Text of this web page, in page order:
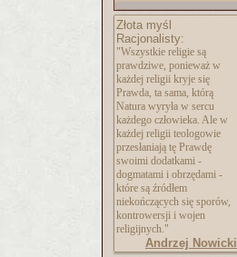
Złota myśl
Racjonalisty:
"Wszystkie religie są
prawdziwe, ponieważ w
każdej religii kryje się
Prawda, ta sama, którą
Natura wyryła w sercu
każdego człowieka. Ale w
każdej religii teologowie
przesłaniają tę Prawdę
swoimi dodatkami -
dogmatami i obrzędami -
które są źródłem
niekończących się sporów,
kontrowersji i wojen
religijnych."
Andrzej Nowicki